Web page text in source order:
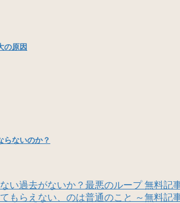
の原因
らないのか？
い過去がないか？最悪のループ 無料記
もらえない、のは普通のこと ～無料記